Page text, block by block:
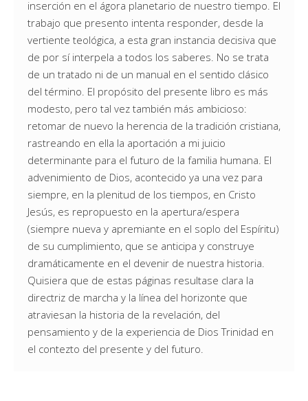
inserción en el ágora planetario de nuestro tiempo. El
trabajo que presento intenta responder, desde la
vertiente teológica, a esta gran instancia decisiva que
de por sí interpela a todos los saberes. No se trata
de un tratado ni de un manual en el sentido clásico
del término. El propósito del presente libro es más
modesto, pero tal vez también más ambicioso:
retomar de nuevo la herencia de la tradición cristiana,
rastreando en ella la aportación a mi juicio
determinante para el futuro de la familia humana. El
advenimiento de Dios, acontecido ya una vez para
siempre, en la plenitud de los tiempos, en Cristo
Jesús, es repropuesto en la apertura/espera
(siempre nueva y apremiante en el soplo del Espíritu)
de su cumplimiento, que se anticipa y construye
dramáticamente en el devenir de nuestra historia.
Quisiera que de estas páginas resultase clara la
directriz de marcha y la línea del horizonte que
atraviesan la historia de la revelación, del
pensamiento y de la experiencia de Dios Trinidad en
el contezto del presente y del futuro.